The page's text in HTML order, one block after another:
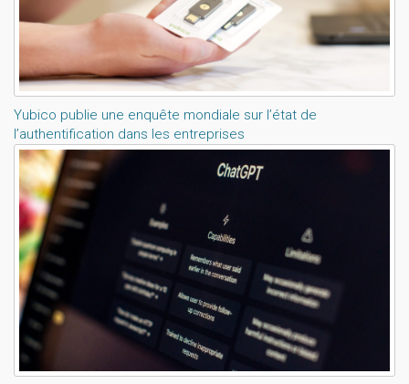
Yubico publie une enquête mondiale sur l’état de
l’authentification dans les entreprises